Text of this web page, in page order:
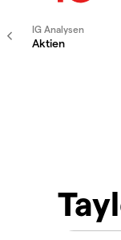
IG Analysen
Aktien